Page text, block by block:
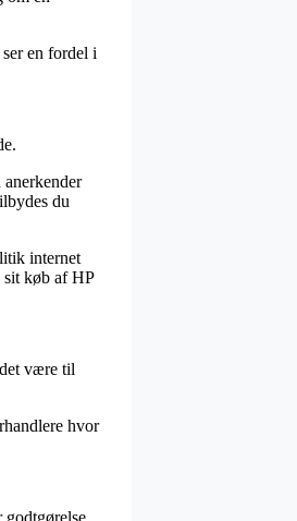
en fordel i
du
internet
sit køb af HP
være til
hvor
godtgørelse